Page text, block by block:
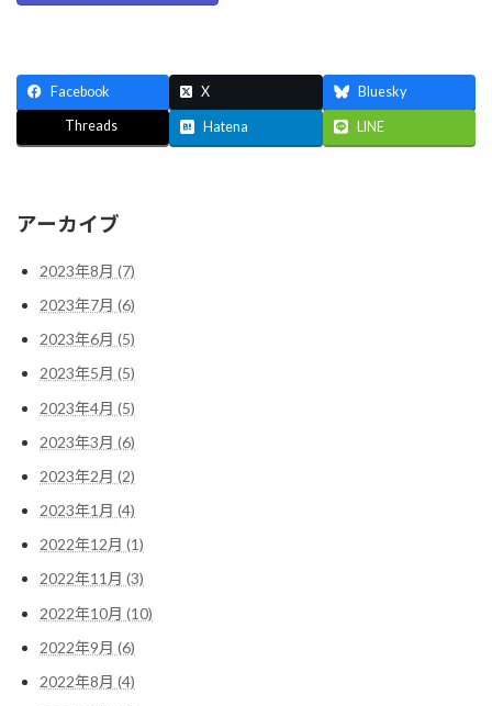
Facebook X Bluesky
Threads Hatena LINE
アーカイブ
2023年8月 (7)
2023年7月 (6)
2023年6月 (5)
2023年5月 (5)
2023年4月 (5)
2023年3月 (6)
2023年2月 (2)
2023年1月 (4)
2022年12月 (1)
2022年11月 (3)
2022年10月 (10)
2022年9月 (6)
2022年8月 (4)